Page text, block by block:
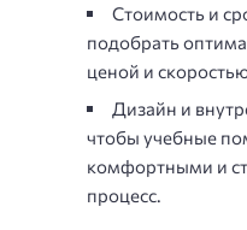
Стоимость и
подобрать
ценой и
Дизайн и
чтобы учебные
комфортными и
процесс.